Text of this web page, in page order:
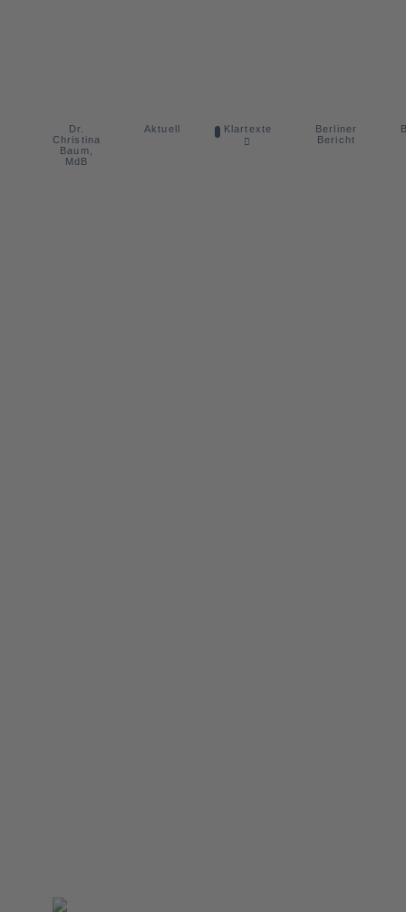
Dr.
Christina
Baum,
MdB
Aktuell Klartexte
Berliner
Bericht